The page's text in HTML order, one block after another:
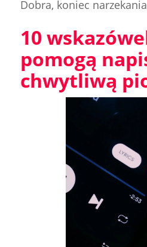
Dobra, koniec
10
pomogą
chwytliwą